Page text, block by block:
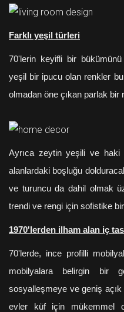
Farklı yeşil türleri
70'lerin keyifli bir
yeşil bir ipucu olan renkler
olmadan öne çıkan parlak bir
Ayrıca zeytin yeşili ve haki
alanlardaki boşluğu
ve turuncu da dahil olmak
trendi ve rengi için sofistike
1970'lerden ilham alan iç
70'lerde, ince profilli
mobilyalara belirgin bir
sosyalleşmeye ve geniş
evler küf için mükemmel